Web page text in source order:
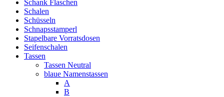
Schank Flaschen
Schalen
Schüsseln
Schnapsstamperl
Stapelbare Vorratsdosen
Seifenschalen
Tassen
Tassen Neutral
blaue Namenstassen
A
B